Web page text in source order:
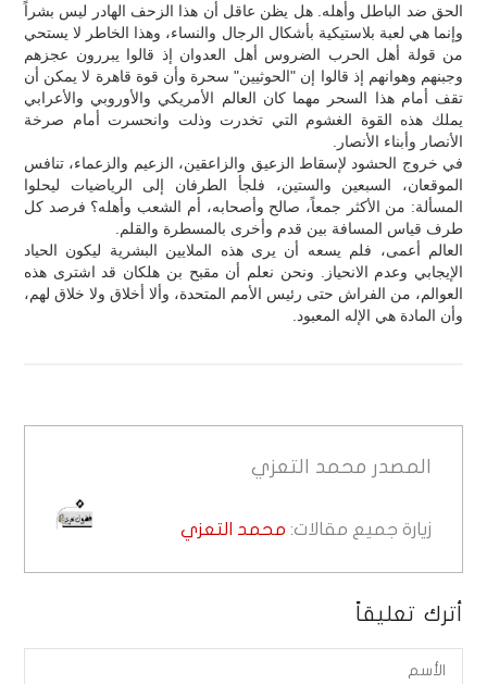
الحق ضد الباطل وأهله. هل يظن عاقل أن هذا الزحف الهادر ليس بشراً
وإنما هي لعبة بلاستيكية بأشكال الرجال والنساء، وهذا الخاطر لا يستحي
من قولة أهل الحرب الضروس أهل العدوان إذ قالوا يبررون عجزهم
وجبنهم وهوانهم إذ قالوا إن "الحوثيين" سحرة وأن قوة قاهرة لا يمكن أن
تقف أمام هذا السحر مهما كان العالم الأمريكي والأوروبي والأعرابي
يملك هذه القوة الغشوم التي تخدرت وذلت وانحسرت أمام صرخة
الأنصار وأبناء الأنصار.
في خروج الحشود لإسقاط الزعيق والزاعقين، الزعيم والزعماء، تنافس
الموقعان، السبعين والستين، فلجأ الطرفان إلى الرياضيات ليحلوا
المسألة: من الأكثر جمعاً، صالح وأصحابه، أم الشعب وأهله؟ فرصد كل
طرف قياس المسافة بين قدم وأخرى بالمسطرة والقلم.
العالم أعمى، فلم يسعه أن يرى هذه الملايين البشرية ليكون الحياد
الإيجابي وعدم الانحياز. ونحن نعلم أن مقبح بن هلكان قد اشترى هذه
العوالم، من الفراش حتى رئيس الأمم المتحدة، وألا أخلاق ولا خلاق لهم،
وأن المادة هي الإله المعبود.
المصدر محمد التعزي
زيارة جميع مقالات: محمد التعزي
أترك تعليقاً